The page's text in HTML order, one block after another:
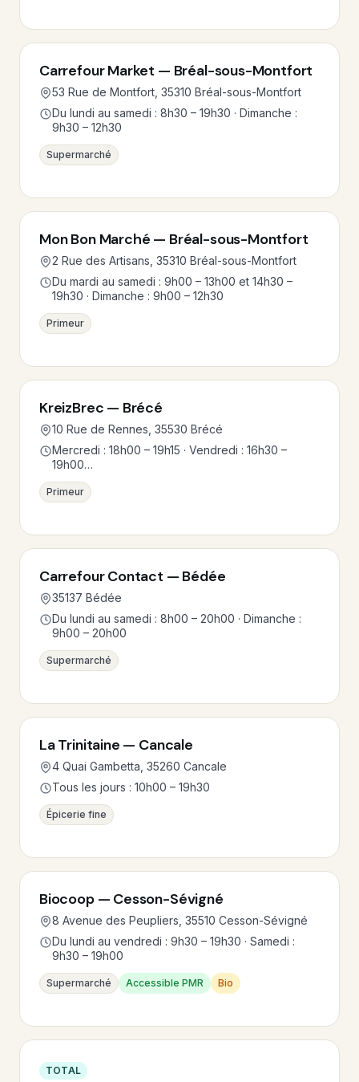
Carrefour Market — Bréal-sous-Montfort
53 Rue de Montfort, 35310 Bréal-sous-Montfort
Du lundi au samedi : 8h30 – 19h30 · Dimanche :
9h30 – 12h30
Supermarché
Mon Bon Marché — Bréal-sous-Montfort
2 Rue des Artisans, 35310 Bréal-sous-Montfort
Du mardi au samedi : 9h00 – 13h00 et 14h30 –
19h30 · Dimanche : 9h00 – 12h30
Primeur
KreizBrec — Brécé
10 Rue de Rennes, 35530 Brécé
Mercredi : 18h00 – 19h15 · Vendredi : 16h30 –
19h00…
Primeur
Carrefour Contact — Bédée
35137 Bédée
Du lundi au samedi : 8h00 – 20h00 · Dimanche :
9h00 – 20h00
Supermarché
La Trinitaine — Cancale
4 Quai Gambetta, 35260 Cancale
Tous les jours : 10h00 – 19h30
Épicerie fine
Biocoop — Cesson-Sévigné
8 Avenue des Peupliers, 35510 Cesson-Sévigné
Du lundi au vendredi : 9h30 – 19h30 · Samedi :
9h30 – 19h00
Supermarché Accessible PMR Bio
TOTAL